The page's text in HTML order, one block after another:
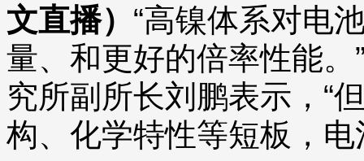
文直播） “高镍体系对电
量、和更好的倍率性能
究所副所长刘鹏表示，“
构、化学特性等短板，